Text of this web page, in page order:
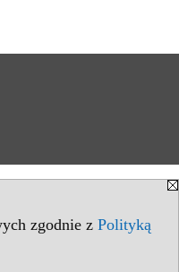
zgodnie z Polityką